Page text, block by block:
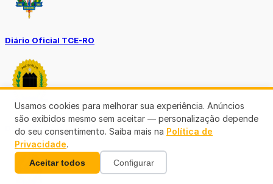
Diário Oficial TCE-RO
Diário Prefeitura de Porto Velho
Usamos cookies para melhorar sua experiência. Anúncios
são exibidos mesmo sem aceitar — personalização depende
do seu consentimento. Saiba mais na Política de
Privacidade.
Aceitar todos Configurar